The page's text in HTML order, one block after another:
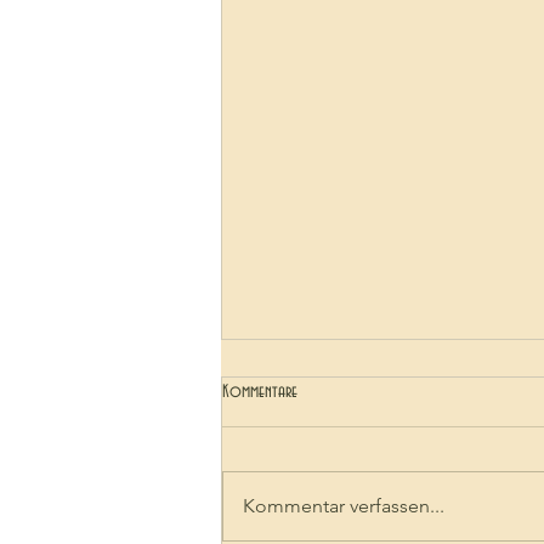
Kommentare
Kommentar verfassen...